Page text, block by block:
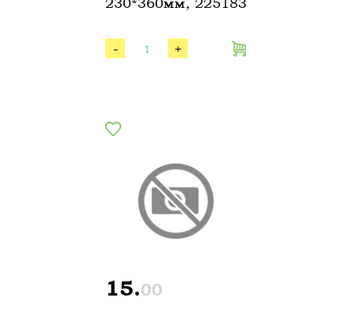
- +
15.00